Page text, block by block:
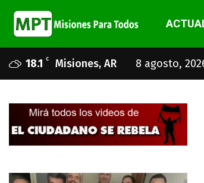
18.1 C Misiones, AR 8 agosto,